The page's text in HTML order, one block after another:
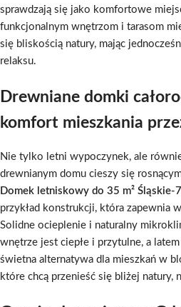
sprawdzają się jako komfortowe
funkcjonalnym wnętrzom i tarasom
się bliskością natury, mając
relaksu.
Drewniane domki
komfort mieszkania
Nie tylko letni wypoczynek, ale
drewnianym domu cieszy się
Domek letniskowy do 35 m² Śląskie-
przykład konstrukcji, która zapewnia
Solidne ocieplenie i naturalny
wnętrze jest ciepłe i przytulne, a
świetna alternatywa dla mieszkań w
które chcą przenieść się bliżej natury,